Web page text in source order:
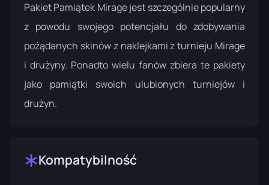
Pakiet Pamiątek Mirage jest szczególnie popularny
z powodu swojego potencjału do zdobywania
pożądanych skinów z naklejkami z turnieju Mirage
i drużyny. Ponadto wielu fanów zbiera te pakiety
jako pamiątki swoich ulubionych turniejów i
drużyn.
Kompatybilność